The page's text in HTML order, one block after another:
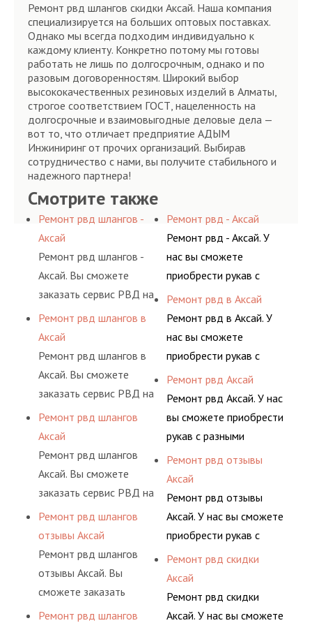
Ремонт рвд шлангов скидки Аксай. Наша компания
специализируется на больших оптовых поставках.
Однако мы всегда подходим индивидуально к
каждому клиенту. Конкретно потому мы готовы
работать не лишь по долгосрочным, однако и по
разовым договоренностям. Широкий выбор
высококачественных резиновых изделий в Алматы,
строгое соответствием ГОСТ, нацеленность на
долгосрочные и взаимовыгодные деловые дела —
вот то, что отличает предприятие АДЫМ
Инжиниринг от прочих организаций. Выбирав
сотрудничество с нами, вы получите стабильного и
надежного партнера!
Смотрите также
Ремонт рвд шлангов -
Аксай
Ремонт рвд шлангов -
Аксай. Вы сможете
заказать сервис РВД на
разовой основе либо на
условиях
долговременного
комплексного
обслуживания
предприятия.
Ремонт рвд шлангов в
Аксай
Ремонт рвд шлангов в
Аксай. Вы сможете
заказать сервис РВД на
разовой основе либо на
условиях
долговременного
комплексного
обслуживания
предприятия.
Ремонт рвд шлангов
Аксай
Ремонт рвд шлангов
Аксай. Вы сможете
заказать сервис РВД на
разовой основе либо на
условиях
долговременного
комплексного
обслуживания
предприятия.
Ремонт рвд шлангов
отзывы Аксай
Ремонт рвд шлангов
отзывы Аксай. Вы
сможете заказать
сервис РВД на разовой
Ремонт рвд шлангов
Ремонт рвд - Аксай
Ремонт рвд - Аксай. У
нас вы сможете
приобрести рукав с
разными фитингами и
комплектующими,
АДЫМ Инжиниринг
предлагает ремонт
давления. Ремонт
шлангов производится
высококвалифицирован
ными спецами, которые
помогут решить любую
сложную задачу.
Ремонт рвд в Аксай
Ремонт рвд в Аксай. У
нас вы сможете
приобрести рукав с
разными фитингами и
комплектующими,
АДЫМ Инжиниринг
предлагает ремонт
давления. Ремонт
высококвалифицирован
помогут решить любую
сложную задачу.
Ремонт рвд Аксай
Ремонт рвд Аксай. У нас
вы сможете приобрести
рукав с разными
фитингами и
комплектующими,
АДЫМ Инжиниринг
предлагает ремонт
шлангов высокого
шлангов производится
ными спецами, которые
Ремонт рвд отзывы
Аксай
Ремонт рвд отзывы
Аксай. У нас вы сможете
приобрести рукав с
разными фитингами и
комплектующими,
АДЫМ Инжиниринг
предлагает ремонт
Ремонт рвд скидки
Аксай
Ремонт рвд скидки
Аксай. У нас вы сможете